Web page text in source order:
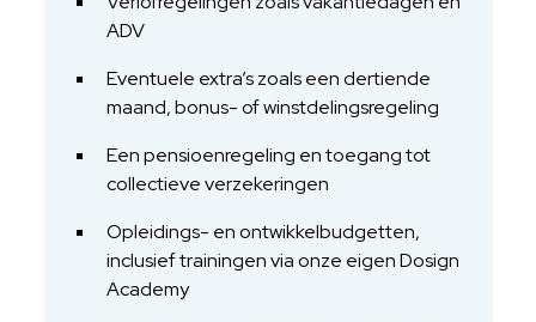
ADV
Eventuele extra’s zoals een dertiende
maand, bonus- of winstdelingsregeling
Een pensioenregeling en toegang tot
collectieve verzekeringen
Opleidings- en ontwikkelbudgetten,
inclusief trainingen via onze eigen Dosign
Academy